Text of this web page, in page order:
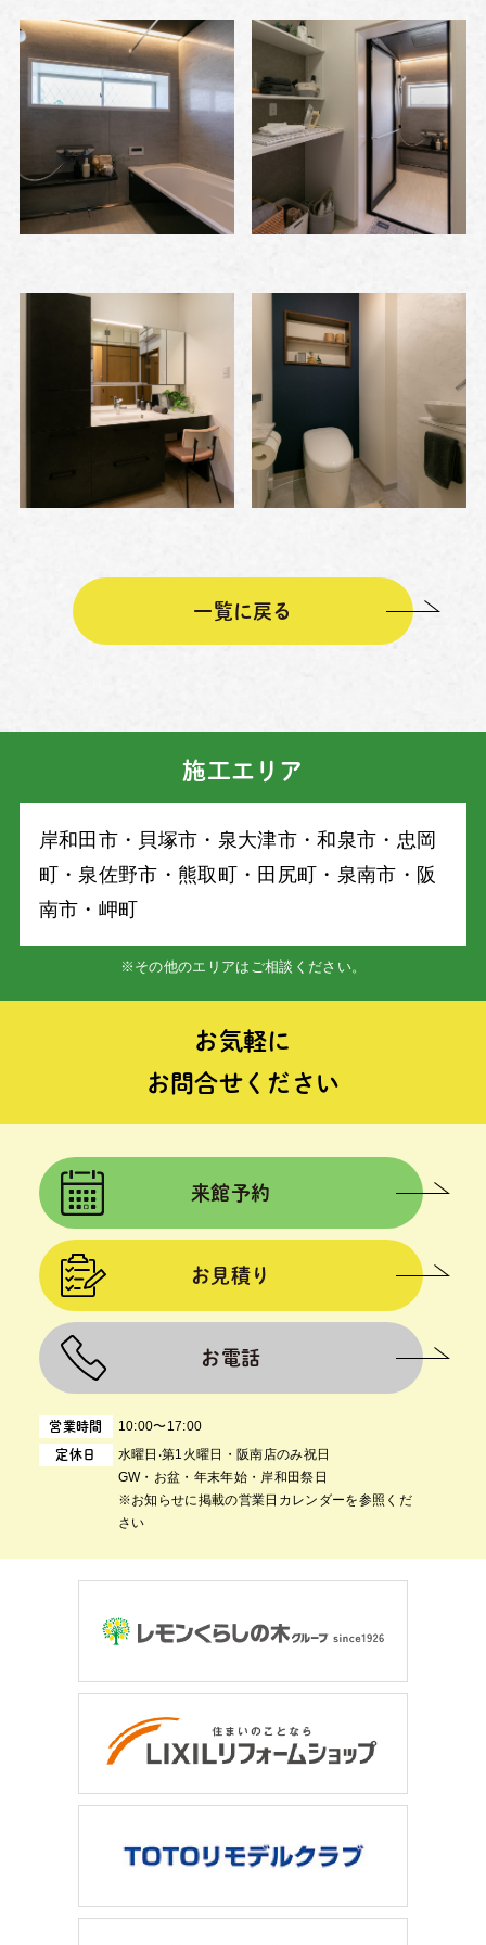
一覧に戻る
施工エリア
岸和⽥市・⾙塚市・泉⼤津市・和泉市・忠岡
町・泉佐野市・熊取町・⽥尻町・泉南市・阪
南市・岬町
※その他のエリアはご相談ください。
お気軽に
お問合せください
営業時間 10:00〜17:00
定休日
⽔曜⽇‧第1⽕曜⽇・阪南店のみ祝日
GW・お盆・年末年始・岸和田祭日
※お知らせに掲載の営業日カレンダーを参照くだ
さい
来館予約
お見積り
お電話